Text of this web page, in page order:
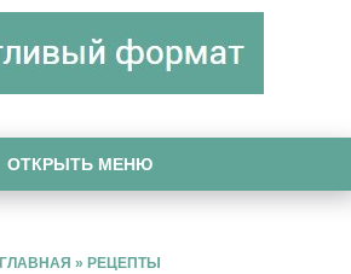
ОТКРЫТЬ МЕНЮ
ГЛАВНАЯ » РЕЦЕПТЫ